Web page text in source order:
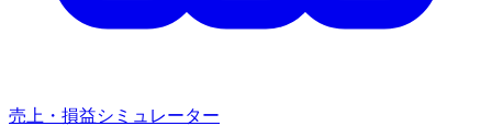
売上・損益シミュレーター